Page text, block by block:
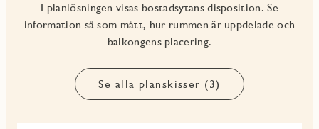
I planlösningen visas bostadsytans disposition. Se
information så som mått, hur rummen är uppdelade och
balkongens placering.
Se alla planskisser (3)